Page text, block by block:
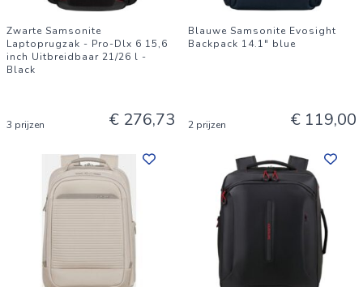
Zwarte Samsonite
Laptoprugzak - Pro-Dlx 6 15,6
inch Uitbreidbaar 21/26 l -
Black
3 prijzen € 276,73
Blauwe Samsonite Evosight
Backpack 14.1" blue
2 prijzen € 119,00